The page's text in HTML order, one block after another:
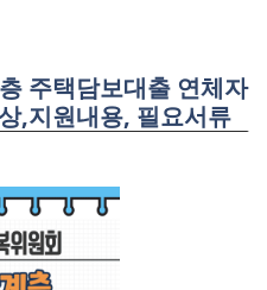
주택담보대출 연체자
,지원내용, 필요서류